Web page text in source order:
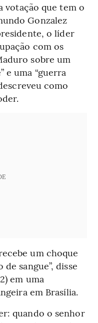
votação que tem o
Gonzalez
o líder
com os
sobre um
e uma “guerra
como
um choque
sangue”, disse
em uma
em Brasília.
quando o senhor